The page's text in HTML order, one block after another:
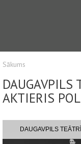
Sākums
DAUGAVPILS
AKTIERIS
DAUGAVPILS